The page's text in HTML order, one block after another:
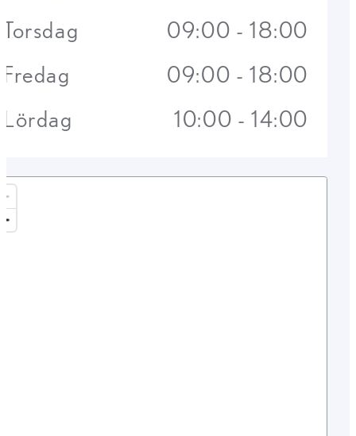
Torsdag
09:00 - 18:00
Fredag
09:00 - 18:00
Lördag
10:00 - 14:00